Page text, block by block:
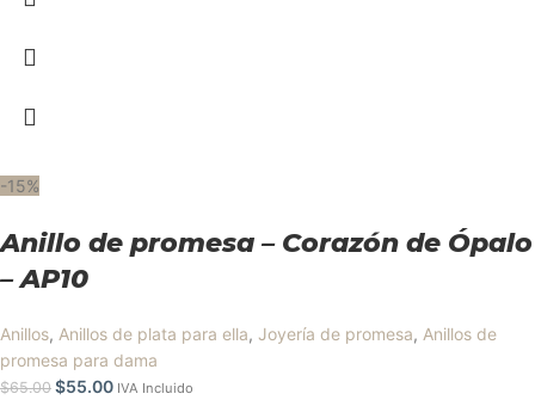
-15%
Anillo de promesa – Corazón de Ópalo
– AP10
Anillos, Anillos de plata para ella, Joyería de promesa, Anillos de
promesa para dama
$65.00 $55.00 IVA Incluido